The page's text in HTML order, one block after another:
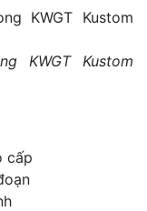
KWGT Kustom
cấp